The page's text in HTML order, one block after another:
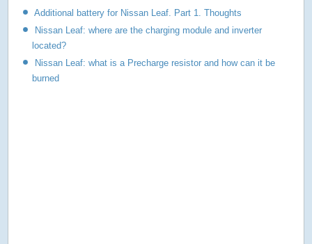
Additional battery for Nissan Leaf. Part 1. Thoughts
Nissan Leaf: where are the charging module and inverter
located?
Nissan Leaf: what is a Precharge resistor and how can it be
burned